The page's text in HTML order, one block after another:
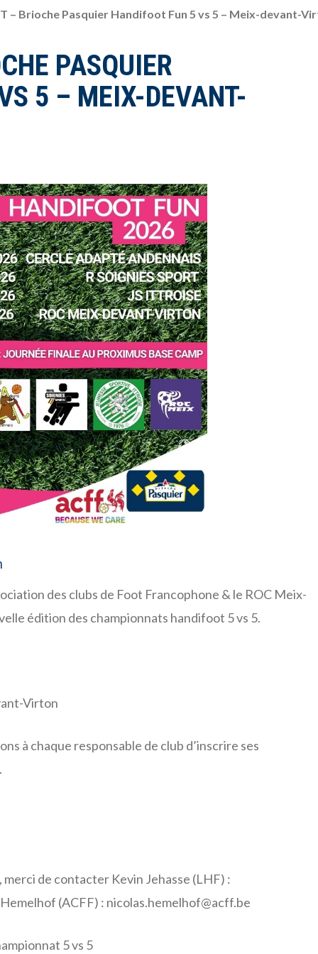
– Brioche Pasquier Handifoot Fun 5 vs 5 – Meix-devant-
PASQUIER
5 – MEIX-DEVANT-
des clubs de Foot Francophone & le ROC Meix-
édition des championnats handifoot 5 vs 5.
Virton
à chaque responsable de club d’inscrire ses
de contacter Kevin Jehasse (LHF) :
(ACFF) : nicolas.hemelhof@acff.be
5 vs 5